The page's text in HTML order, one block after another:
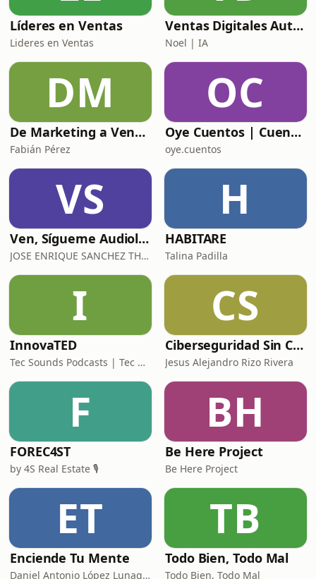
Líderes en Ventas
Lideres en Ventas
Ventas Digitales Automotrices: De BDC a DCA
Noel | IA
DM
De Marketing a Ventas
Fabián Pérez
OC
Oye Cuentos | Cuentos Infantiles que conectan con la imaginación.
oye.cuentos
VS
Ven, Sígueme Audiolibro
JOSE ENRIQUE SANCHEZ THOMPSON
H
HABITARE
Talina Padilla
I
InnovaTED
Tec Sounds Podcasts | Tec de Monterrey
CS
Ciberseguridad Sin Censura
Jesus Alejandro Rizo Rivera
F
FOREC4ST
by 4S Real Estate 🎙️
BH
Be Here Project
Be Here Project
ET
Enciende Tu Mente
Daniel Antonio López Lunagómez
TB
Todo Bien, Todo Mal
Todo Bien, Todo Mal